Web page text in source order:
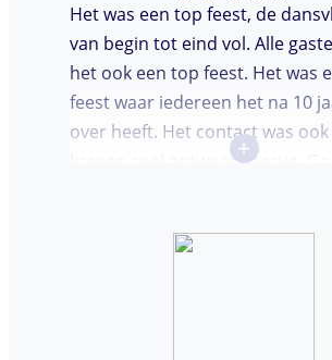
Het was een top feest, de
van begin tot eind vol. Alle
het ook een top feest. Het was
feest waar iedereen het na 10
over heeft. Het contact was
kregen snel antwoord terug. Ga
+